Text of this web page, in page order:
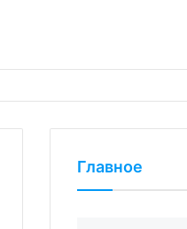
Главное